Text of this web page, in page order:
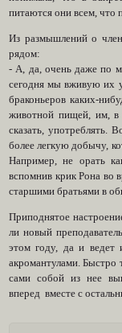
питаются они всем, что
Из размышлений о
рядом:
- А, да, очень даже по
сегодня мы вживую их
браконьеров каких-
животной пищей, им, в
сказать, употреблять.
более легкую добычу,
Например, не орать
вспомнив крик Рона во
старшими братьями в
Приподнятое
ли новый
этом году, да и ведет
акромантулами. Быстро
сами собой из нее
вперед вместе с